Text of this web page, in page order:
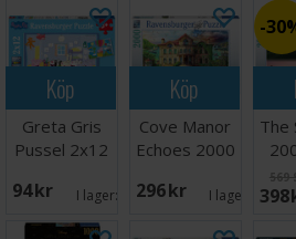
Köp
Greta Gris
Pussel 2x12
94 SEK I lager:
Köp
Cove Manor
Echoes 2000
296 SEK I lager: 1
The
569
398